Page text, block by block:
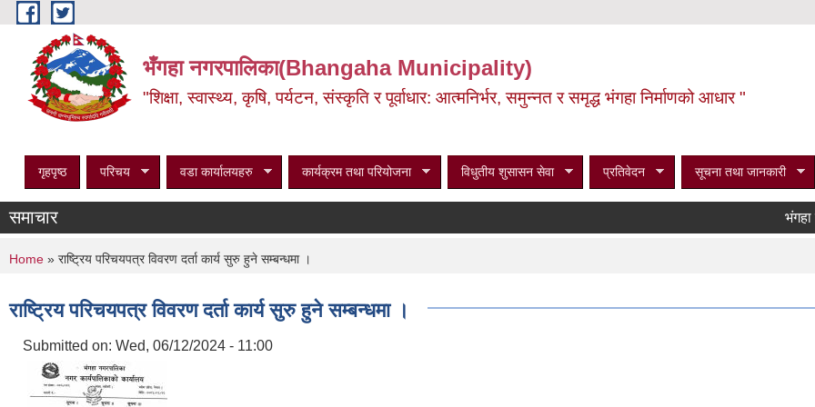
Skip to main content
भँगहा नगरपालिका(Bhangaha Municipality)
"शिक्षा, स्वास्थ्य, कृषि, पर्यटन, संस्कृति र पूर्वाधार: आत्मनिर्भर, समुन्नत र समृद्ध भंगहा निर्माणको आधार "
गृहपृष्ठ परिचय वडा कार्यालयहरु कार्यक्रम तथा परियोजना विधुतीय शुसासन सेवा प्रतिवेदन सूचना तथा जानकारी
समाचार भंगहा
You are here
Home » राष्ट्रिय परिचयपत्र विवरण दर्ता कार्य सुरु हुने सम्बन्धमा ।
राष्ट्रिय परिचयपत्र विवरण दर्ता कार्य सुरु हुने सम्बन्धमा ।
Submitted on: Wed, 06/12/2024 - 11:00